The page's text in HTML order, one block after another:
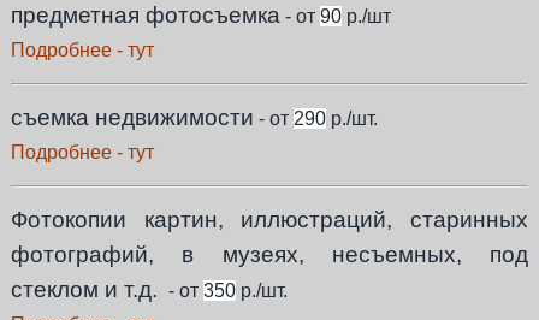
предметная фотосъемка - от90 р./шт
Подробнее - тут
съемка недвижимости - от 290 р./шт.
Подробнее - тут
Фотокопии картин, иллюстраций, старинных
фотографий, в музеях, несъемных, под
стеклом и т.д. - от350 р./шт.